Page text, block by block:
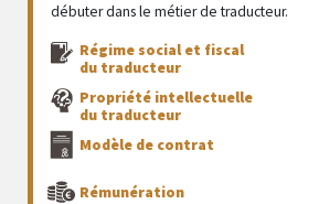
débuter dans le métier de traducteur.
Régime social et fiscal
du traducteur
Propriété intellectuelle
du traducteur
Modèle de contrat
Rémunération